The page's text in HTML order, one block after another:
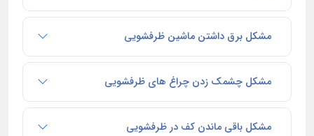
مشکل برق داشتن ماشین ظرفشویی
مشکل چشمک زدن چراغ های ظرفشویی
مشکل باقی ماندن کف در ظرفشویی